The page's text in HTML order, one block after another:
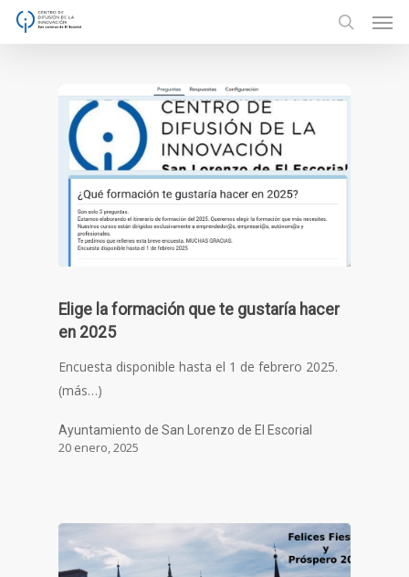
Skip
search
Elige la formación que te gustaría hacer
en 2025
Encuesta disponible hasta el 1 de febrero 2025.
(más…)
Ayuntamiento de San Lorenzo de El Escorial
20 enero, 2025